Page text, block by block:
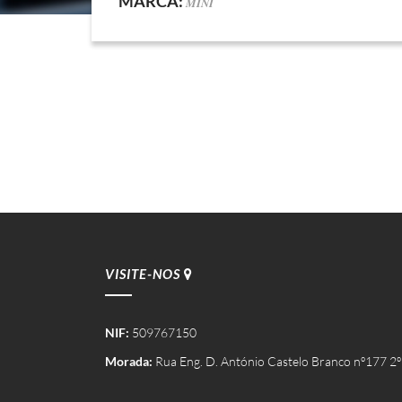
VISITE-NOS
NIF: 509767150
Morada: Rua Eng. D. António Castelo Branco nº177